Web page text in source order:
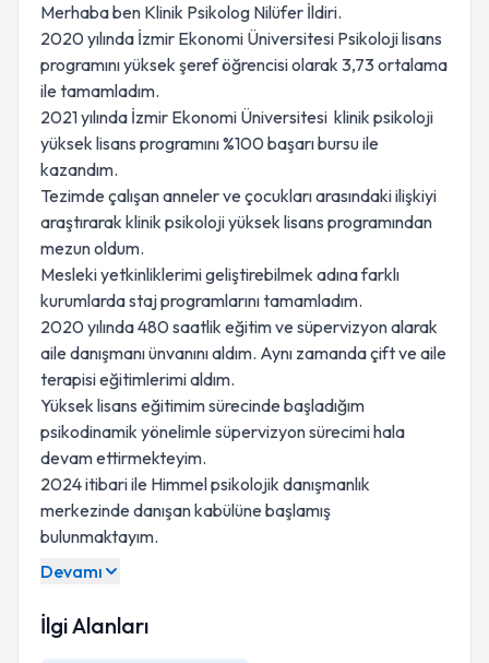
Merhaba ben Klinik Psikolog Nilüfer İldiri.
2020 yılında İzmir Ekonomi Üniversitesi Psikoloji lisans
programını yüksek şeref öğrencisi olarak 3,73 ortalama
ile tamamladım.
2021 yılında İzmir Ekonomi Üniversitesi klinik psikoloji
yüksek lisans programını %100 başarı bursu ile
kazandım.
Tezimde çalışan anneler ve çocukları arasındaki ilişkiyi
araştırarak klinik psikoloji yüksek lisans programından
mezun oldum.
Mesleki yetkinliklerimi geliştirebilmek adına farklı
kurumlarda staj programlarını tamamladım.
2020 yılında 480 saatlik eğitim ve süpervizyon alarak
aile danışmanı ünvanını aldım. Aynı zamanda çift ve aile
terapisi eğitimlerimi aldım.
Yüksek lisans eğitimim sürecinde başladığım
psikodinamik yönelimle süpervizyon sürecimi hala
devam ettirmekteyim.
2024 itibari ile Himmel psikolojik danışmanlık
merkezinde danışan kabülüne başlamış
bulunmaktayım.
Devamı
İlgi Alanları